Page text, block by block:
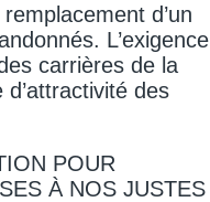
d’un
L’exigence
carrières de la
des
POUR
À NOS JUSTES